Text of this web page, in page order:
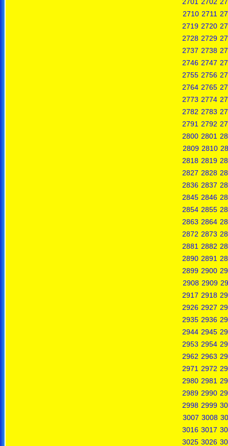
2710 2711
2719 2720
2728 2729
2737 2738
2746 2747
2755 2756
2764 2765
2773 2774
2782 2783
2791 2792
2800 2801
2809 2810
2818 2819
2827 2828
2836 2837
2845 2846
2854 2855
2863 2864
2872 2873
2881 2882
2890 2891
2899 2900
2908 2909
2917 2918
2926 2927
2935 2936
2944 2945
2953 2954
2962 2963
2971 2972
2980 2981
2989 2990
2998 2999
3007 3008
3016 3017
3025 3026